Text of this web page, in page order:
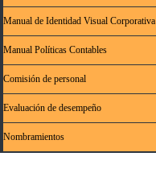
Manual de Identidad Visual Corporativa
Manual Políticas Contables
Comisión de personal
Evaluación de desempeño
Nombramientos